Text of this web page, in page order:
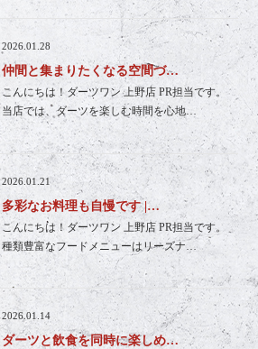
2026.01.28
仲間と集まりたくなる空間づ…
こんにちは！ダーツワン 上野店 PR担当です。
当店では、ダーツを楽しむ時間を心地…
2026.01.21
多彩なお料理も自慢です |…
こんにちは！ダーツワン 上野店 PR担当です。
種類豊富なフードメニューはリーズナ…
2026.01.14
ダーツと飲食を同時に楽しめ…